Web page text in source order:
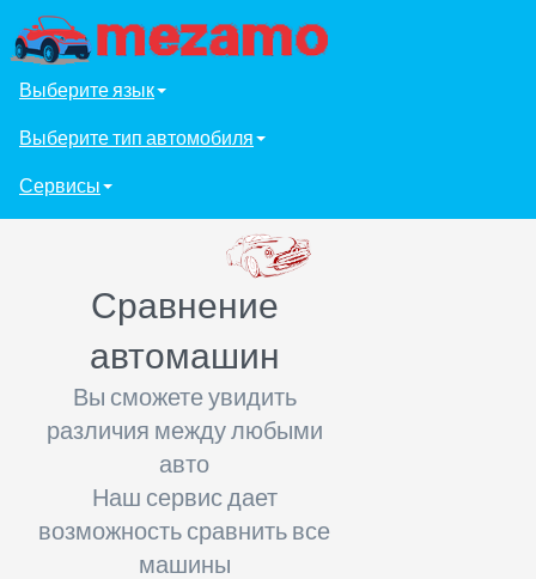
Выберите язык
Выберите тип автомобиля
Сервисы
Сравнение
автомашин
Вы сможете увидить
различия между любыми
авто
Наш сервис дает
возможность сравнить все
машины